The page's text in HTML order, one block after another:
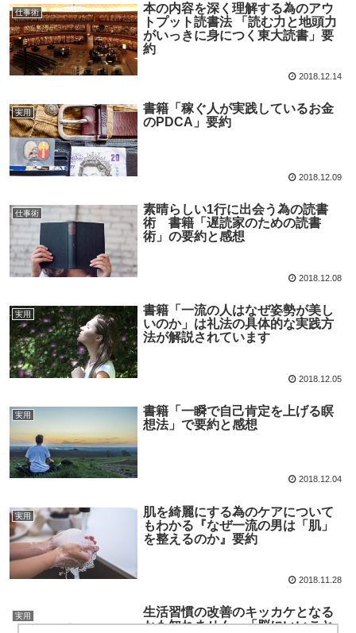
仕事術
本の内容を深く理解する為のアウ
トプット読書法 「読む力と地頭力
がいっきに身につく東大読書」要
約
2018.12.14
実用
書籍「稼ぐ人が実践しているお金
のPDCA」要約
2018.12.09
仕事術
素晴らしい1行に出会う為の読書
術 書籍「遅読家のための読書
術」の要約と感想
2018.12.08
実用
書籍「一流の人はなぜ姿勢が美し
いのか」は礼法の具体的な実践方
法が解説されています
2018.12.05
実用
書籍「一瞬で自己肯定を上げる瞑
想法」で要約と感想
2018.12.04
実用
肌を綺麗にする為のケアについて
もわかる『なぜ一流の男は「肌」
を整えるのか』要約
2018.11.28
実用
生活習慣の改善のキッカケとなる
かも知れません。「脳にいいこと